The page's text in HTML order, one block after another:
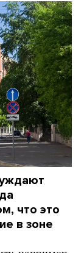
что это
в зоне